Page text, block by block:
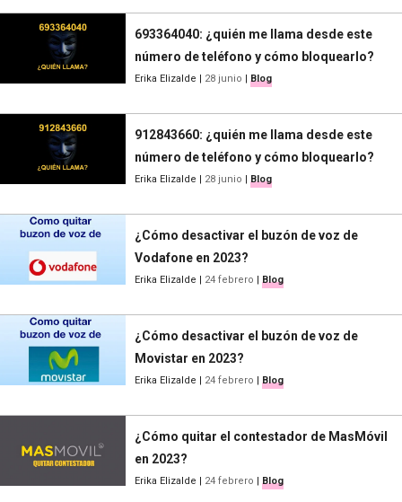
693364040: ¿quién me llama desde este
número de teléfono y cómo bloquearlo?
Erika Elizalde | 28 junio | Blog
912843660: ¿quién me llama desde este
número de teléfono y cómo bloquearlo?
Erika Elizalde | 28 junio | Blog
¿Cómo desactivar el buzón de voz de
Vodafone en 2023?
Erika Elizalde | 24 febrero | Blog
¿Cómo desactivar el buzón de voz de
Movistar en 2023?
Erika Elizalde | 24 febrero | Blog
¿Cómo quitar el contestador de MasMóvil
en 2023?
Erika Elizalde | 24 febrero | Blog